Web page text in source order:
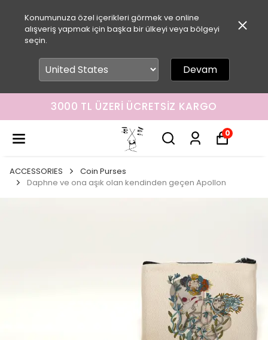
Konumunuza özel içerikleri görmek ve online
alışveriş yapmak için başka bir ülkeyi veya bölgeyi
seçin.
Devam
3000 TL ÜZERI ÜCRETSIZ KARGO
0
ACCESSORIES
Coin Purses
Daphne ve ona aşık olan kendinden geçen Apollon